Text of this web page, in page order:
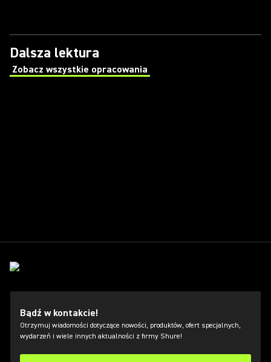
Dalsza lektura
Zobacz wszystkie opracowania
(Opens in a new tab)
Bądź w kontakcie!
Otrzymuj wiadomości dotyczące nowości, produktów, ofert specjalnych,
wydarzeń i wiele innych aktualności z firmy Shure!